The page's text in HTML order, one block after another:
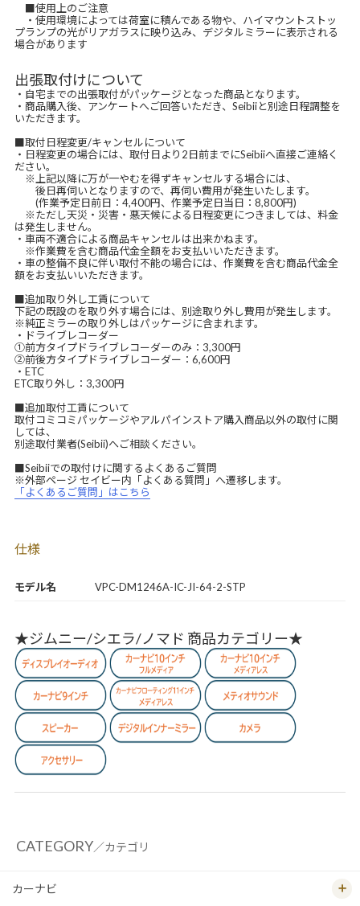
モデル名 VPC-DM1246A-IC-JI-64-2-STP
■使用上のご注意
・使用環境によっては荷室に積んである物や、ハイマウントストッ
プランプの光がリアガラスに映り込み、デジタルミラーに表示される
場合があります
出張取付けについて
・自宅までの出張取付がパッケージとなった商品となります。
・商品購入後、アンケートへご回答いただき、Seibiiと別途日程調整を
いただきます。
■取付日程変更/キャンセルについて
・日程変更の場合には、取付日より2日前までにSeibiiへ直接ご連絡く
ださい。
※上記以降に万が一やむを得ずキャンセルする場合には、
後日再伺いとなりますので、再伺い費用が発生いたします。
(作業予定日前日：4,400円、作業予定日当日：8,800円)
※ただし天災・災害・悪天候による日程変更につきましては、料金
は発生しません。
・車両不適合による商品キャンセルは出来かねます。
※作業費を含む商品代金全額をお支払いいただきます。
・車の整備不良に伴い取付不能の場合には、作業費を含む商品代金全
額をお支払いいただきます。
■追加取り外し工賃について
下記の既設のを取り外す場合には、別途取り外し費用が発生します。
※純正ミラーの取り外しはパッケージに含まれます。
・ドライブレコーダー
①前方タイプドライブレコーダーのみ：3,300円
②前後方タイプドライブレコーダー：6,600円
・ETC
ETC取り外し：3,300円
■追加取付工賃について
取付コミコミパッケージやアルパインストア購入商品以外の取付に関
しては、
別途取付業者(Seibii)へご相談ください。
■Seibiiでの取付けに関するよくあるご質問
※外部ページ セイビー内「よくある質問」へ遷移します。
「よくあるご質問」はこちら
仕様
★ジムニー/シエラ/ノマド 商品カテゴリー★
CATEGORY／カテゴリ
カーナビ